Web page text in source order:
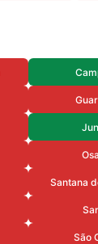
Santana
São